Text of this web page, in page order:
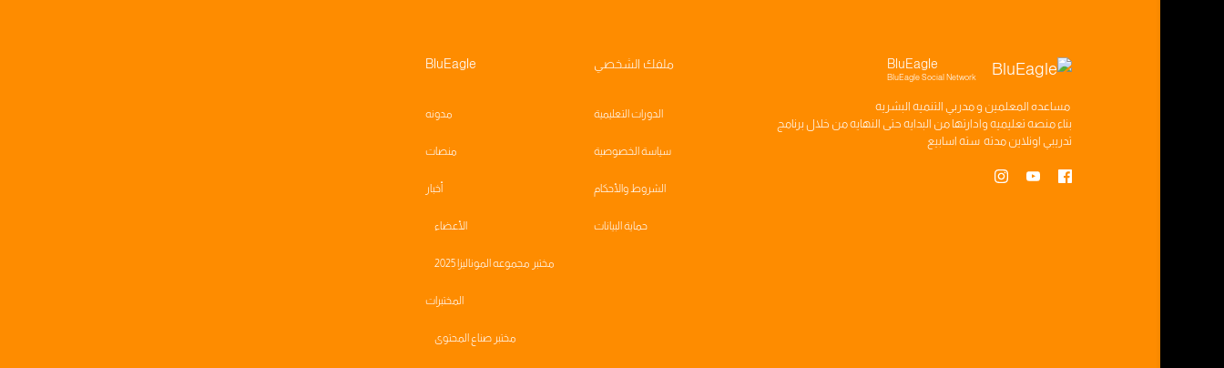
BluEagle
BluEagle Social Network
مساعده المعلمين ومدربي التنميه البشريه
بناءمنصه تعليميه وادارتها من البدايه حتى النهايه من خلال برنامج
تدريبي اونلاين مدته سته اسابيع
ملفك الشخصي
الدورات التعليمية
سياسة الخصوصية
الشروط والأحكام
حماية البيانات
BluEagle
مدونه
منصات
أخبار
الأعضاء
مختبر مجموعه الموناليزا 2025
المختبرات
مختبر صناع المحتوى